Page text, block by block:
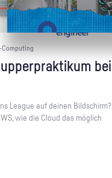
bei
Le­ague auf dei­nen Bild­schirm?
wie die Cloud das mög­lich